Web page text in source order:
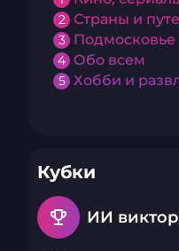
2 Страны и
3 Подмосковье
4 Обо всем
5 Хобби и
Кубки
emoji_events ИИ